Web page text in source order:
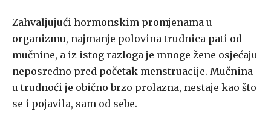
Zahvaljujući hormonskim promjenama u
organizmu, najmanje polovina trudnica pati od
mučnine, a iz istog razloga je mnoge žene osjećaju
neposredno pred početak menstruacije. Mučnina
u trudnoći je obično brzo prolazna, nestaje kao što
se i pojavila, sam od sebe.